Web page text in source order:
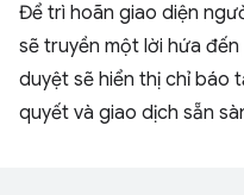
Để trì hoãn giao diện
sẽ truyền một lời hứa
duyệt sẽ hiển thị chỉ báo
quyết và giao dịch sẵn